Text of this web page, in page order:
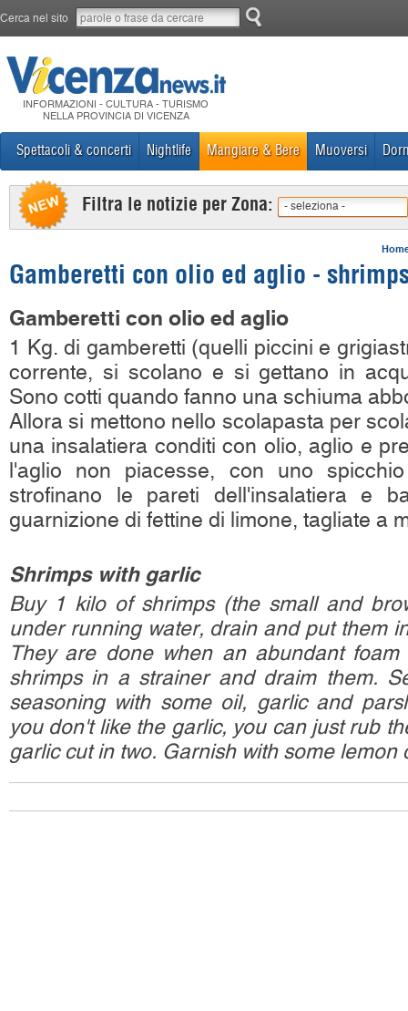
Cerca nel sito
INFORMAZIONI - CULTURA - TURISMO
NELLA PROVINCIA DI VICENZA
Spettacoli & concerti Nightlife Mangiare & Bere Muoversi
Filtra le notizie per Zona: - seleziona -
Gamberetti con olio ed aglio -
Gamberetti con olio ed aglio
1 Kg. di gamberetti (quelli piccini e
corrente, si scolano e si gettano in
Sono cotti quando fanno una schiuma
Allora si mettono nello scolapasta per
una insalatiera conditi con olio, aglio e
l'aglio non piacesse, con uno
strofinano le pareti dell'insalatiera e
guarnizione di fettine di limone, tagliate a
Shrimps with garlic
Buy 1 kilo of shrimps (the small and
under running water, drain and put them
They are done when an abundant
shrimps in a strainer and draim them.
seasoning with some oil, garlic and
you don't like the garlic, you can just rub
garlic cut in two. Garnish with some lemon